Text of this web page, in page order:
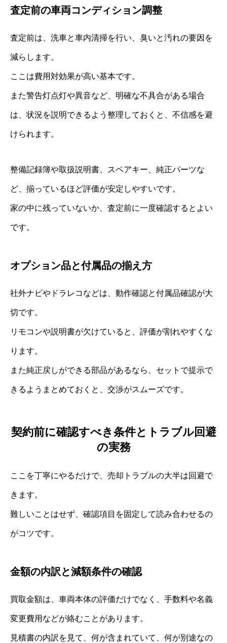
査定前の車両コンディション調整
査定前は、洗車と車内清掃を行い、臭いと汚れの要因を
減らします。
ここは費用対効果が高い基本です。
また警告灯点灯や異音など、明確な不具合がある場合
は、状況を説明できるよう整理しておくと、不信感を避
けられます。
整備記録簿や取扱説明書、スペアキー、純正パーツな
ど、揃っているほど評価が安定しやすいです。
家の中に残っていないか、査定前に一度確認するとよい
です。
オプション品と付属品の揃え方
社外ナビやドラレコなどは、動作確認と付属品確認が大
切です。
リモコンや説明書が欠けていると、評価が割れやすくな
ります。
また純正戻しができる部品があるなら、セットで提示で
きるようまとめておくと、交渉がスムーズです。
契約前に確認すべき条件とトラブル回避
の実務
ここを丁寧にやるだけで、売却トラブルの大半は回避で
きます。
難しいことはせず、確認項目を固定して読み合わせるの
がコツです。
金額の内訳と減額条件の確認
買取金額は、車両本体の評価だけでなく、手数料や名義
変更費用などが絡むことがあります。
見積書の内訳を見て、何が含まれていて、何が別途なの